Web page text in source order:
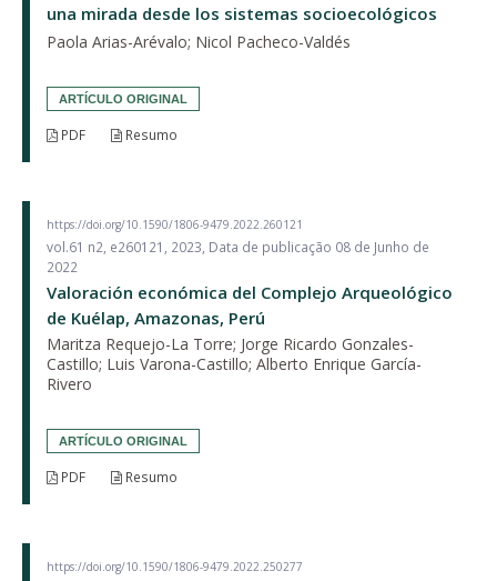
una mirada desde los sistemas socioecológicos
Paola Arias-Arévalo; Nicol Pacheco-Valdés
ARTÍCULO ORIGINAL
PDF Resumo
https://doi.org/10.1590/1806-9479.2022.260121
vol.61 n2, e260121, 2023, Data de publicação 08 de Junho de
2022
Valoración económica del Complejo Arqueológico
de Kuélap, Amazonas, Perú
Maritza Requejo-La Torre; Jorge Ricardo Gonzales-
Castillo; Luis Varona-Castillo; Alberto Enrique García-
Rivero
ARTÍCULO ORIGINAL
PDF Resumo
https://doi.org/10.1590/1806-9479.2022.250277